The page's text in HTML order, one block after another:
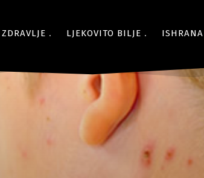
ZDRAVLJE LJEKOVITO BILJE ISHRANA